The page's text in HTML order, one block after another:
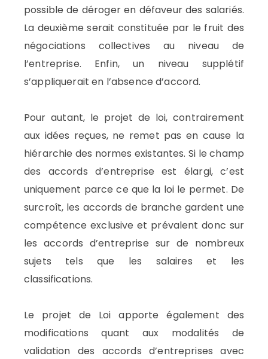
possible de déroger en défaveur des salariés.
La deuxième serait constituée par le fruit des
négociations collectives au niveau de
l’entreprise. Enfin, un niveau supplétif
s’appliquerait en l’absence d’accord.
Pour autant, le projet de loi, contrairement
aux idées reçues, ne remet pas en cause la
hiérarchie des normes existantes. Si le champ
des accords d’entreprise est élargi, c’est
uniquement parce ce que la loi le permet. De
surcroît, les accords de branche gardent une
compétence exclusive et prévalent donc sur
les accords d’entreprise sur de nombreux
sujets tels que les salaires et les
classifications.
Le projet de Loi apporte également des
modifications quant aux modalités de
validation des accords d’entreprises avec